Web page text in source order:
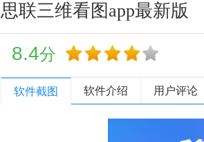
思联三维看图app最新版
8.4分
软件截图 软件介绍 用户评论